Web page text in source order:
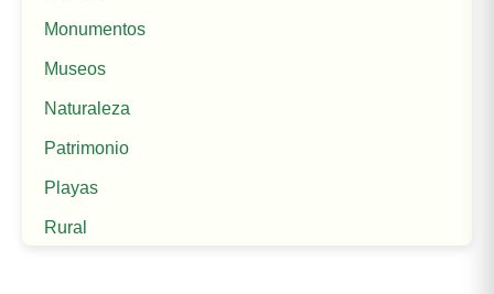
Monumentos
Museos
Naturaleza
Patrimonio
Playas
Rural